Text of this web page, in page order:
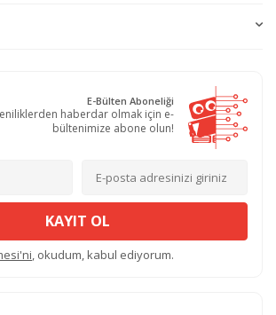
E-Bülten Aboneliği
haberdar olmak için e-
bültenimize abone olun!
KAYIT OL
, okudum, kabul ediyorum.